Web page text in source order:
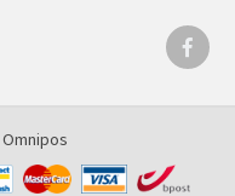
Omnipos